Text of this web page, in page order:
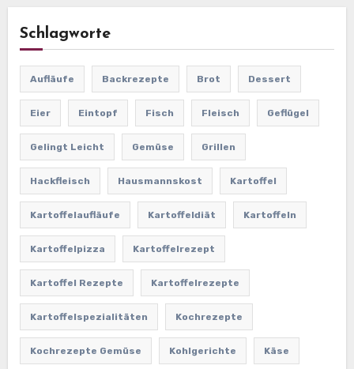
Schlagworte
Aufläufe Backrezepte Brot Dessert
Eier Eintopf Fisch Fleisch Geflügel
Gelingt Leicht Gemüse Grillen
Hackfleisch Hausmannskost Kartoffel
Kartoffelaufläufe Kartoffeldiät Kartoffeln
Kartoffelpizza Kartoffelrezept
Kartoffel Rezepte Kartoffelrezepte
Kartoffelspezialitäten Kochrezepte
Kochrezepte Gemüse Kohlgerichte Käse